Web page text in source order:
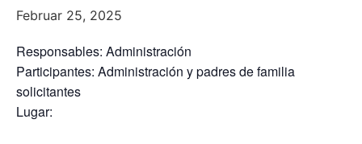
Februar 25, 2025
Responsables: Administración
Participantes: Administración y padres de familia
solicitantes
Lugar: